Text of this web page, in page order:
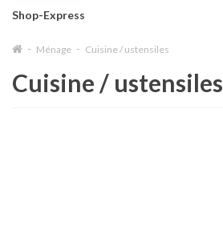
Shop-Express
Ménage Cuisine / ustensiles
Cuisine / ustensiles